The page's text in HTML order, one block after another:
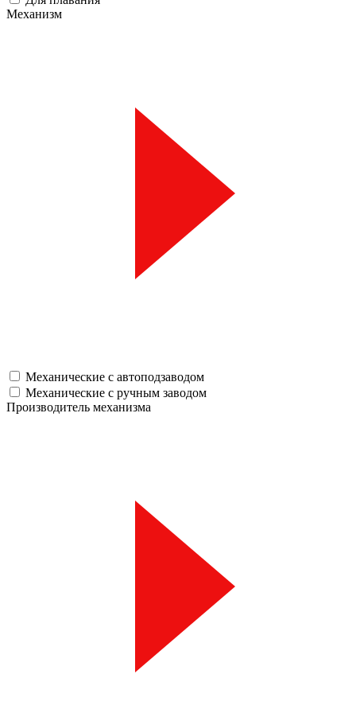
Механизм
Механические с автоподзаводом
Механические с ручным заводом
Производитель механизма